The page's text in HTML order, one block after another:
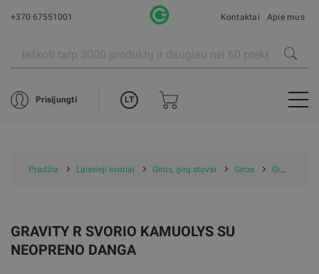
+370 67551001 Kontaktai Apie mus
Prisijungti LT
Pradžia Laisvieji svoriai Giros, girų stovai Giros Gravity R svorio kamuolys su neopreno danga
GRAVITY R SVORIO KAMUOLYS SU
NEOPRENO DANGA